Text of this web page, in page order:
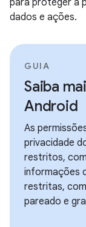
dados e ações.
GUIA
Saiba
Android
As
privacidade
restritos,
informações
restritas,
pareado e